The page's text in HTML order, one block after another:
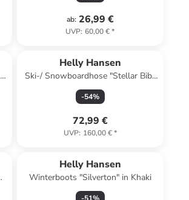
ab: 26,99 €
UVP: 60,00 €*
Helly Hansen
Ski-/ Snowboardhose "Stellar Bib"
in Schwarz/ Khaki
-54%
72,99 €
UVP: 160,00 €*
Helly Hansen
Winterboots "Silverton" in Khaki